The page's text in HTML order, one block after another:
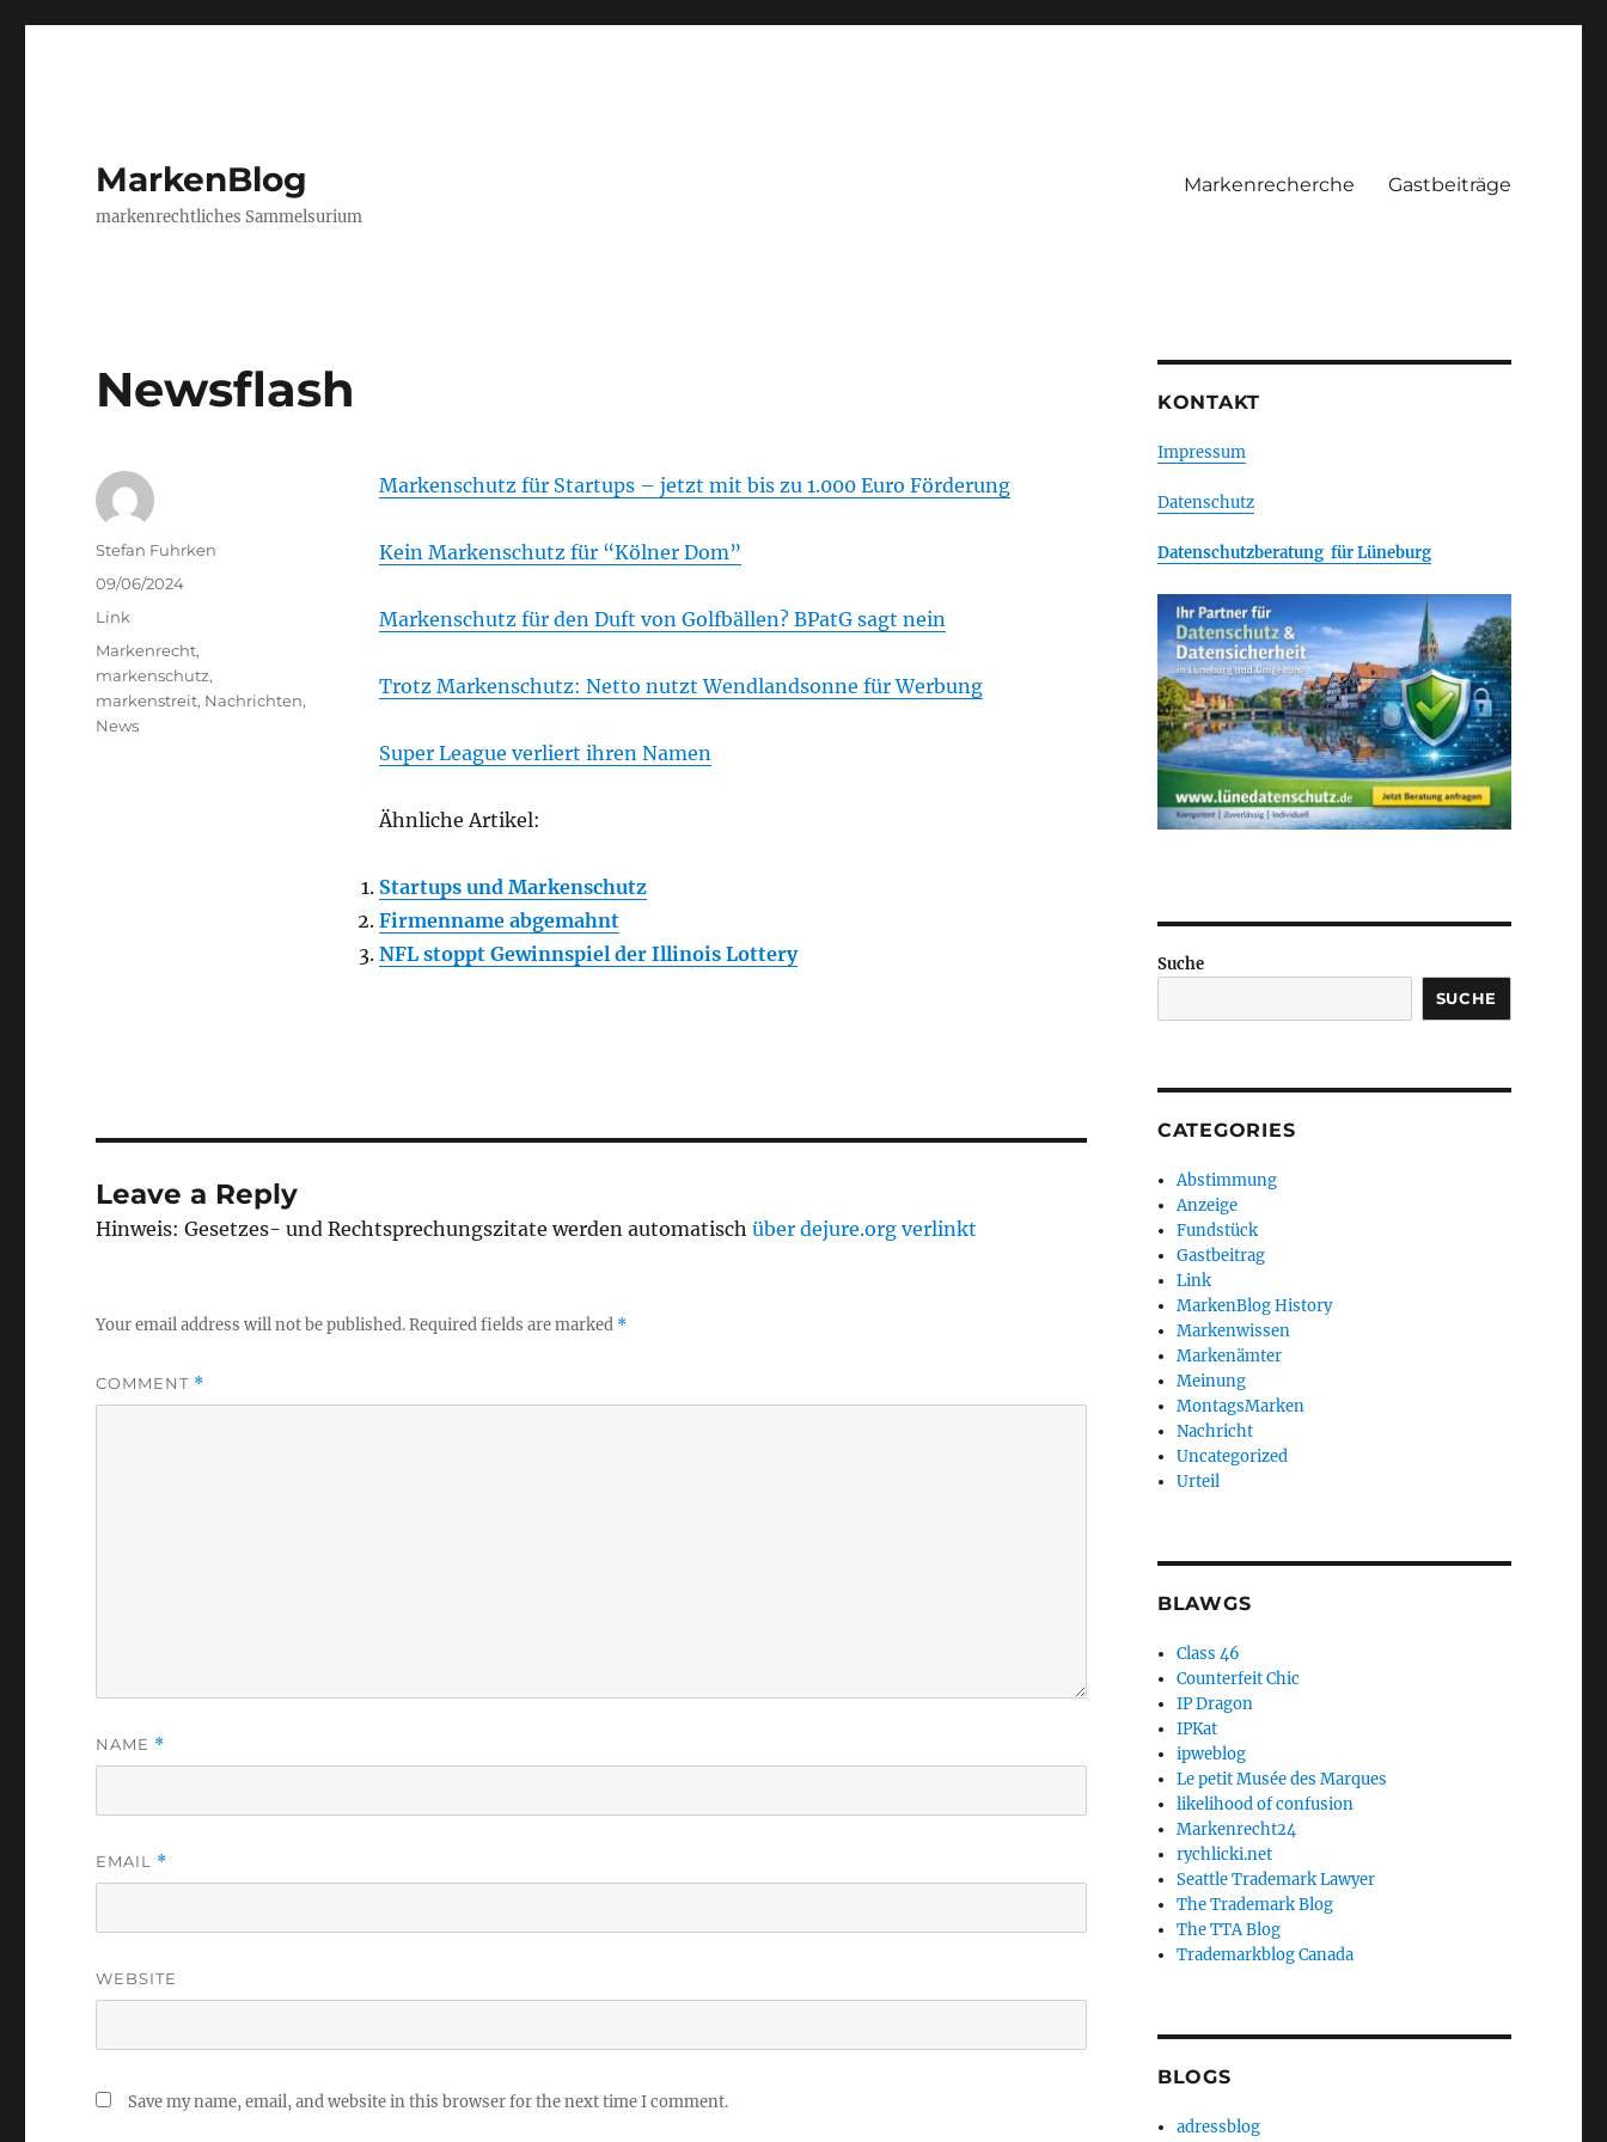
MarkenBlog
markenrechtliches Sammelsurium
Markenrecherche Gastbeiträge
Newsflash
Markenschutz für Startups – jetzt mit bis zu 1.000 Euro Förderung
Kein Markenschutz für “Kölner Dom”
Markenschutz für den Duft von Golfbällen? BPatG sagt nein
Trotz Markenschutz: Netto nutzt Wendlandsonne für Werbung
Super League verliert ihren Namen
Ähnliche Artikel:
Startups und Markenschutz
Firmenname abgemahnt
NFL stoppt Gewinnspiel der Illinois Lottery
Author
Stefan Fuhrken
Posted
on
09/06/2024
Categories
Link
Tags
Markenrecht,
markenschutz,
markenstreit, Nachrichten,
News
Leave a Reply
Hinweis: Gesetzes- und Rechtsprechungszitate werden automatischüber dejure.org verlinkt
Your email address will not be published.Required fields are marked *
COMMENT *
NAME *
EMAIL *
WEBSITE
Save my name, email, and website in this browser for the next time I comment.
KONTAKT
Impressum
Datenschutz
Datenschutzberatung für Lüneburg
Suche
SUCHE
CATEGORIES
Abstimmung
Anzeige
Fundstück
Gastbeitrag
Link
MarkenBlog History
Markenwissen
Markenämter
Meinung
MontagsMarken
Nachricht
Uncategorized
Urteil
BLAWGS
Class 46
Counterfeit Chic
IP Dragon
IPKat
ipweblog
Le petit Musée des Marques
likelihood of confusion
Markenrecht24
rychlicki.net
Seattle Trademark Lawyer
The Trademark Blog
The TTA Blog
Trademarkblog Canada
BLOGS
adressblog